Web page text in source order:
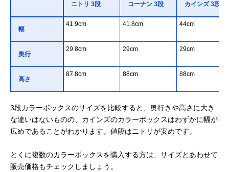
ニトリ 3段 コーナン 3段 カインズ 3段
幅
41.9cm 41.8cm 44cm
奥行
29.8cm 29cm 29cm
高さ
87.8cm 88cm 88cm
3段カラーボックスのサイズを比較すると、奥行きや高さに大き
な違いはないものの、カインズのカラーボックスはわずかに幅が
広めであることがわかります。値段はニトリが安めです。
とくに複数のカラーボックスを購入する方は、サイズとあわせて
販売価格もチェックしましょう。